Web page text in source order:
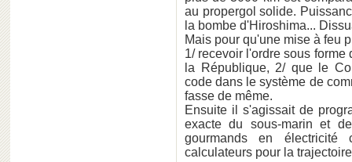
au propergol solide.
la bombe d'Hiroshima...
Mais pour qu'une mise à feu
1/ recevoir l'ordre sous
la République, 2/ que le
code dans le système de
fasse de même.
Ensuite il s'agissait de
exacte du sous-marin et
gourmands en électricité
calculateurs pour la